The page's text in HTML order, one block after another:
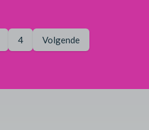
4 Volgende
Pagina